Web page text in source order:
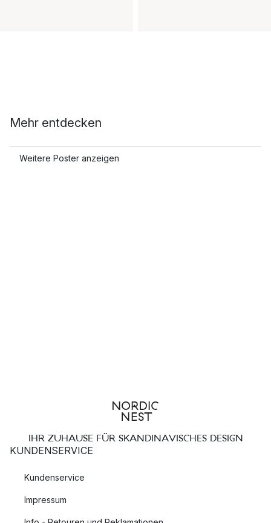
Mehr entdecken
Weitere Poster anzeigen
IHR ZUHAUSE FÜR SKANDINAVISCHES DESIGN
KUNDENSERVICE
Kundenservice
Impressum